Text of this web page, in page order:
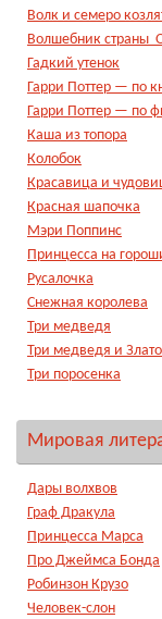
Волк и семеро
Волшебник страны
Гадкий утенок
Гарри Поттер — по
Гарри Поттер — по
Каша из топора
Колобок
Красавица и
Красная шапочка
Мэри Поппинс
Принцесса на
Русалочка
Снежная королева
Три медведя
Три медведя и
Три поросенка
Мировая
Дары волхвов
Граф Дракула
Принцесса Марса
Про Джеймса Бонда
Робинзон Крузо
Человек-слон